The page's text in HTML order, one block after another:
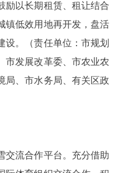
励以长期租赁、租让结合
镇低效用地再开发，盘活
设。（责任单位：市规划
市发展改革委、市农业农
局、市水务局、有关区政
流合作平台。充分借助